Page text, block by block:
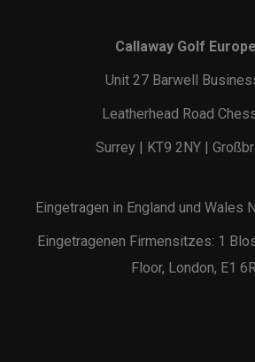
Callaway Golf
Unit 27 Barwell
Leatherhead Road
Surrey | KT9 2NY |
Eingetragen in England und Wales
Eingetragenen Firmensitzes: 1
Floor, London, E1